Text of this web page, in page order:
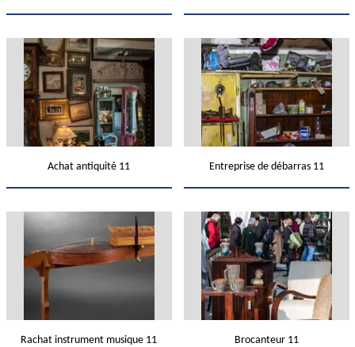
Achat antiquité 11 Entreprise de débarras 11
Rachat instrument musique 11 Brocanteur 11